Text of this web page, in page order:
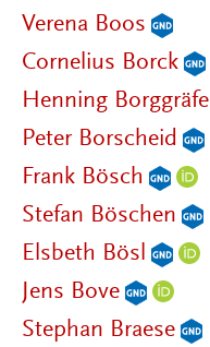
Verena Boos
Cornelius Borck
Henning Borggräfe
Peter Borscheid
Frank Bösch
Stefan Böschen
Elsbeth Bösl
Jens Bove
Stephan Braese